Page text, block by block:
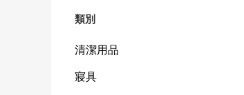
類別
清潔用品
寢具